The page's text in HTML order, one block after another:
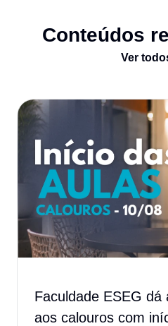
Conteúdos
Ver
Faculdade ESEG dá
aos calouros com